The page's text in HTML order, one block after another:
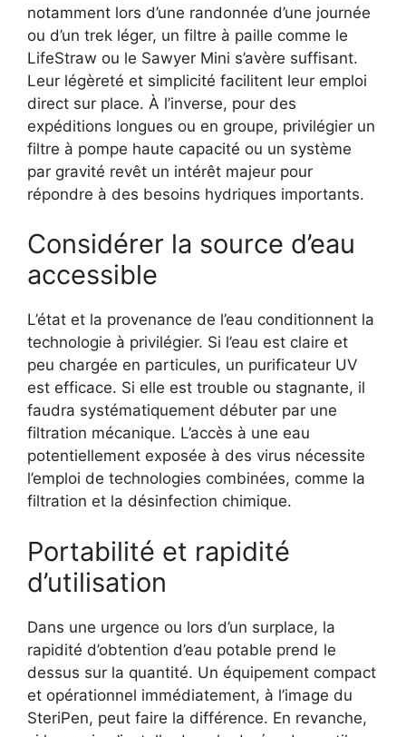
notamment lors d’une randonnée d’une journée
ou d’un trek léger, un filtre à paille comme le
LifeStraw ou le Sawyer Mini s’avère suffisant.
Leur légèreté et simplicité facilitent leur emploi
direct sur place. À l’inverse, pour des
expéditions longues ou en groupe, privilégier un
filtre à pompe haute capacité ou un système
par gravité revêt un intérêt majeur pour
répondre à des besoins hydriques importants.
Considérer la source d’eau
accessible
L’état et la provenance de l’eau conditionnent la
technologie à privilégier. Si l’eau est claire et
peu chargée en particules, un purificateur UV
est efficace. Si elle est trouble ou stagnante, il
faudra systématiquement débuter par une
filtration mécanique. L’accès à une eau
potentiellement exposée à des virus nécessite
l’emploi de technologies combinées, comme la
filtration et la désinfection chimique.
Portabilité et rapidité
d’utilisation
Dans une urgence ou lors d’un surplace, la
rapidité d’obtention d’eau potable prend le
dessus sur la quantité. Un équipement compact
et opérationnel immédiatement, à l’image du
SteriPen, peut faire la différence. En revanche,